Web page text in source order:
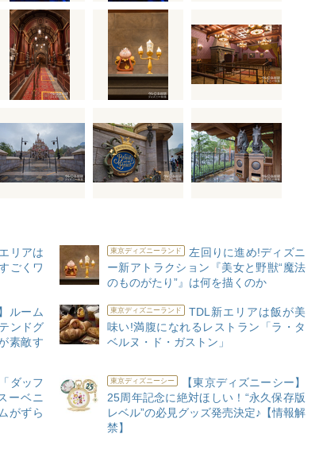
リアは
ごくワ
東京ディズニーランド
左回りに進め!ディズニ
ー新アトラクション『美女と野獣“魔法
のものがたり”』は何を描くのか
ルーム
ンドグ
素敵す
東京ディズニーランド
TDL新エリアは飯が美
味い!満腹になれるレストラン「ラ・タ
ベルヌ・ド・ガストン」
ダッフ
ーベニ
がずら
東京ディズニーシー
【東京ディズニーシー】
25周年記念に絶対ほしい！“永久保存版
レベル”の必見グッズ発売決定♪【情報解
禁】